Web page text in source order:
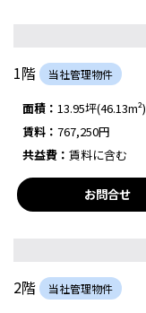
1階
当社管理物件
面積： 13.95坪(46.13m²)
賃料： 767,250円
共益費： 賃料に含む
お問合せ
2階
当社管理物件